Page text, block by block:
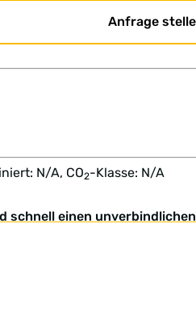
Anfrage
N/A, CO2-Klasse: N/A
schnell einen